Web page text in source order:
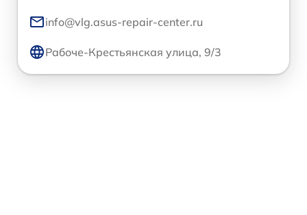
info@vlg.asus-repair-center.ru
Рабоче-Крестьянская улица, 9/3